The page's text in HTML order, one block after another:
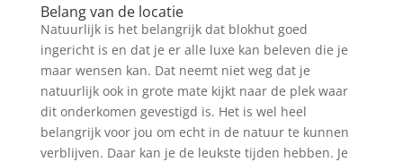
Belang van de locatie
Natuurlijk is het belangrijk dat blokhut goed
ingericht is en dat je er alle luxe kan beleven die je
maar wensen kan. Dat neemt niet weg dat je
natuurlijk ook in grote mate kijkt naar de plek waar
dit onderkomen gevestigd is. Het is wel heel
belangrijk voor jou om echt in de natuur te kunnen
verblijven. Daar kan je de leukste tijden hebben. Je